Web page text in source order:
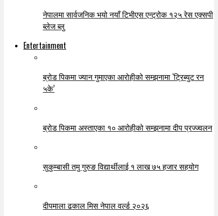
नेपालमा सार्वजनिक भयो नयाँ टिभीएस एन्ट्रोक १२५ रेस एक्सपी
ब्लेज ब्लु
Entertainment
ब्रोड पिकमा ज्यान गुमाएका आरोहीको सम्झनामा ‘ट्रिब्युट रन
५के’
ब्रोड पिकमा अस्ताएका १० आरोहीको सम्झनामा दीप प्रज्ज्वलन
सुकुम्बासी तमु गुरुङ विद्यार्थीलाई १ लाख ७५ हजार सहयोग
दीपमाला ढकाल मिस नेपाल वर्ल्ड २०२६